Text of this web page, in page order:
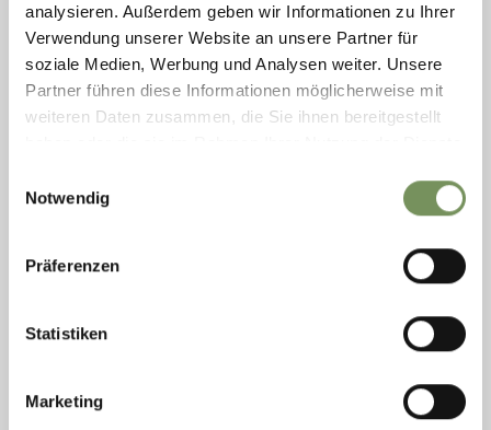
analysieren. Außerdem geben wir Informationen zu Ihrer
Verwendung unserer Website an unsere Partner für
soziale Medien, Werbung und Analysen weiter. Unsere
Partner führen diese Informationen möglicherweise mit
weiteren Daten zusammen, die Sie ihnen bereitgestellt
Notwendig
Präferenzen
Statistiken
Marketing
HOTEL SCHLOSSWIRT
Entfliehen Sie dem Alltag mit einer kurzen Auszeit in Schlosswirts Ruhe
Oase. Unser Day Spa Angebot erlaubt Ihnen gegen Voranmeldung
täglich Zutritt in unseren ...
T+39 0473 945620